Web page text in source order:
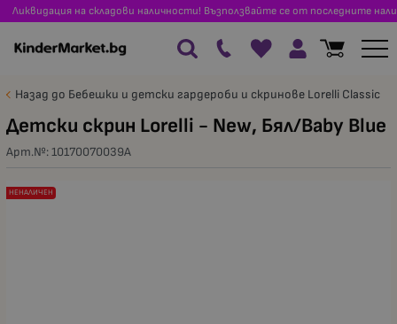
Ликвидация на складови наличности! Възползвайте се от последните
Назад до Бебешки и детски гардероби и скринове Lorelli Classic
Детски скрин Lorelli - New, Бял/Baby Blue
Арт.№:10170070039A
НЕНАЛИЧЕН